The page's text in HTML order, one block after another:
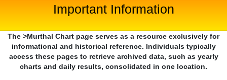
Important Information
The >Murthal Chart page serves as a resource exclusively for
informational and historical reference. Individuals typically
access these pages to retrieve archived data, such as yearly
charts and daily results, consolidated in one location.